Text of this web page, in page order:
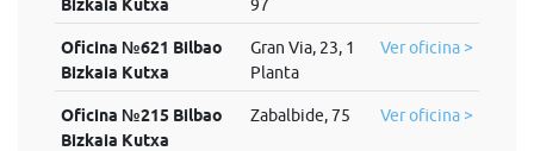
Bizkaia Kutxa
97
Oficina №621 Bilbao
Bizkaia Kutxa
Gran Via, 23, 1
Planta
Ver oficina >
Oficina №215 Bilbao
Bizkaia Kutxa
Zabalbide, 75 Ver oficina >